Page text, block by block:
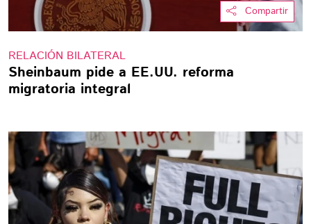
Compartir
RELACIÓN BILATERAL
Sheinbaum pide a EE.UU. reforma
migratoria integral